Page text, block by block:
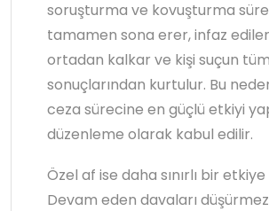
soruşturma ve kovuşturma
tamamen sona erer, infaz
ortadan kalkar ve kişi suçun tüm
sonuçlarından kurtulur. Bu
ceza sürecine en güçlü etkiyi
düzenleme olarak kabul edilir.
Özel af ise daha sınırlı bir
Devam eden davaları